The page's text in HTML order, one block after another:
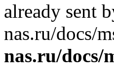
already sent
nas.ru/docs/
nas.ru/docs/